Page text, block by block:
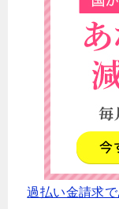
過払い金請求